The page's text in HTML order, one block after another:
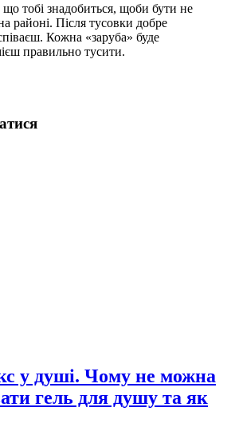
тобі знадобиться, щоби бути не
районі. Після тусовки добре
Кожна «заруба» буде
правильно тусити.
у душі. Чому не можна
гель для душу та як